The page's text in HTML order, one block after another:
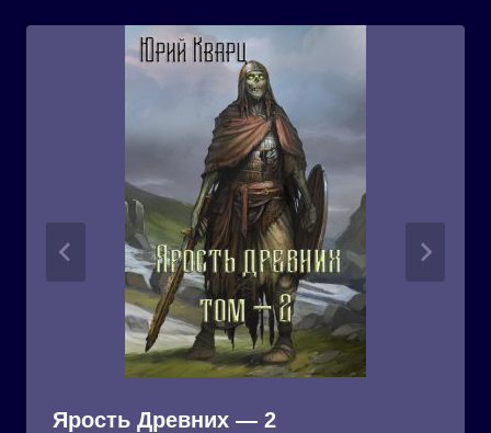
Ярость Древних — 2